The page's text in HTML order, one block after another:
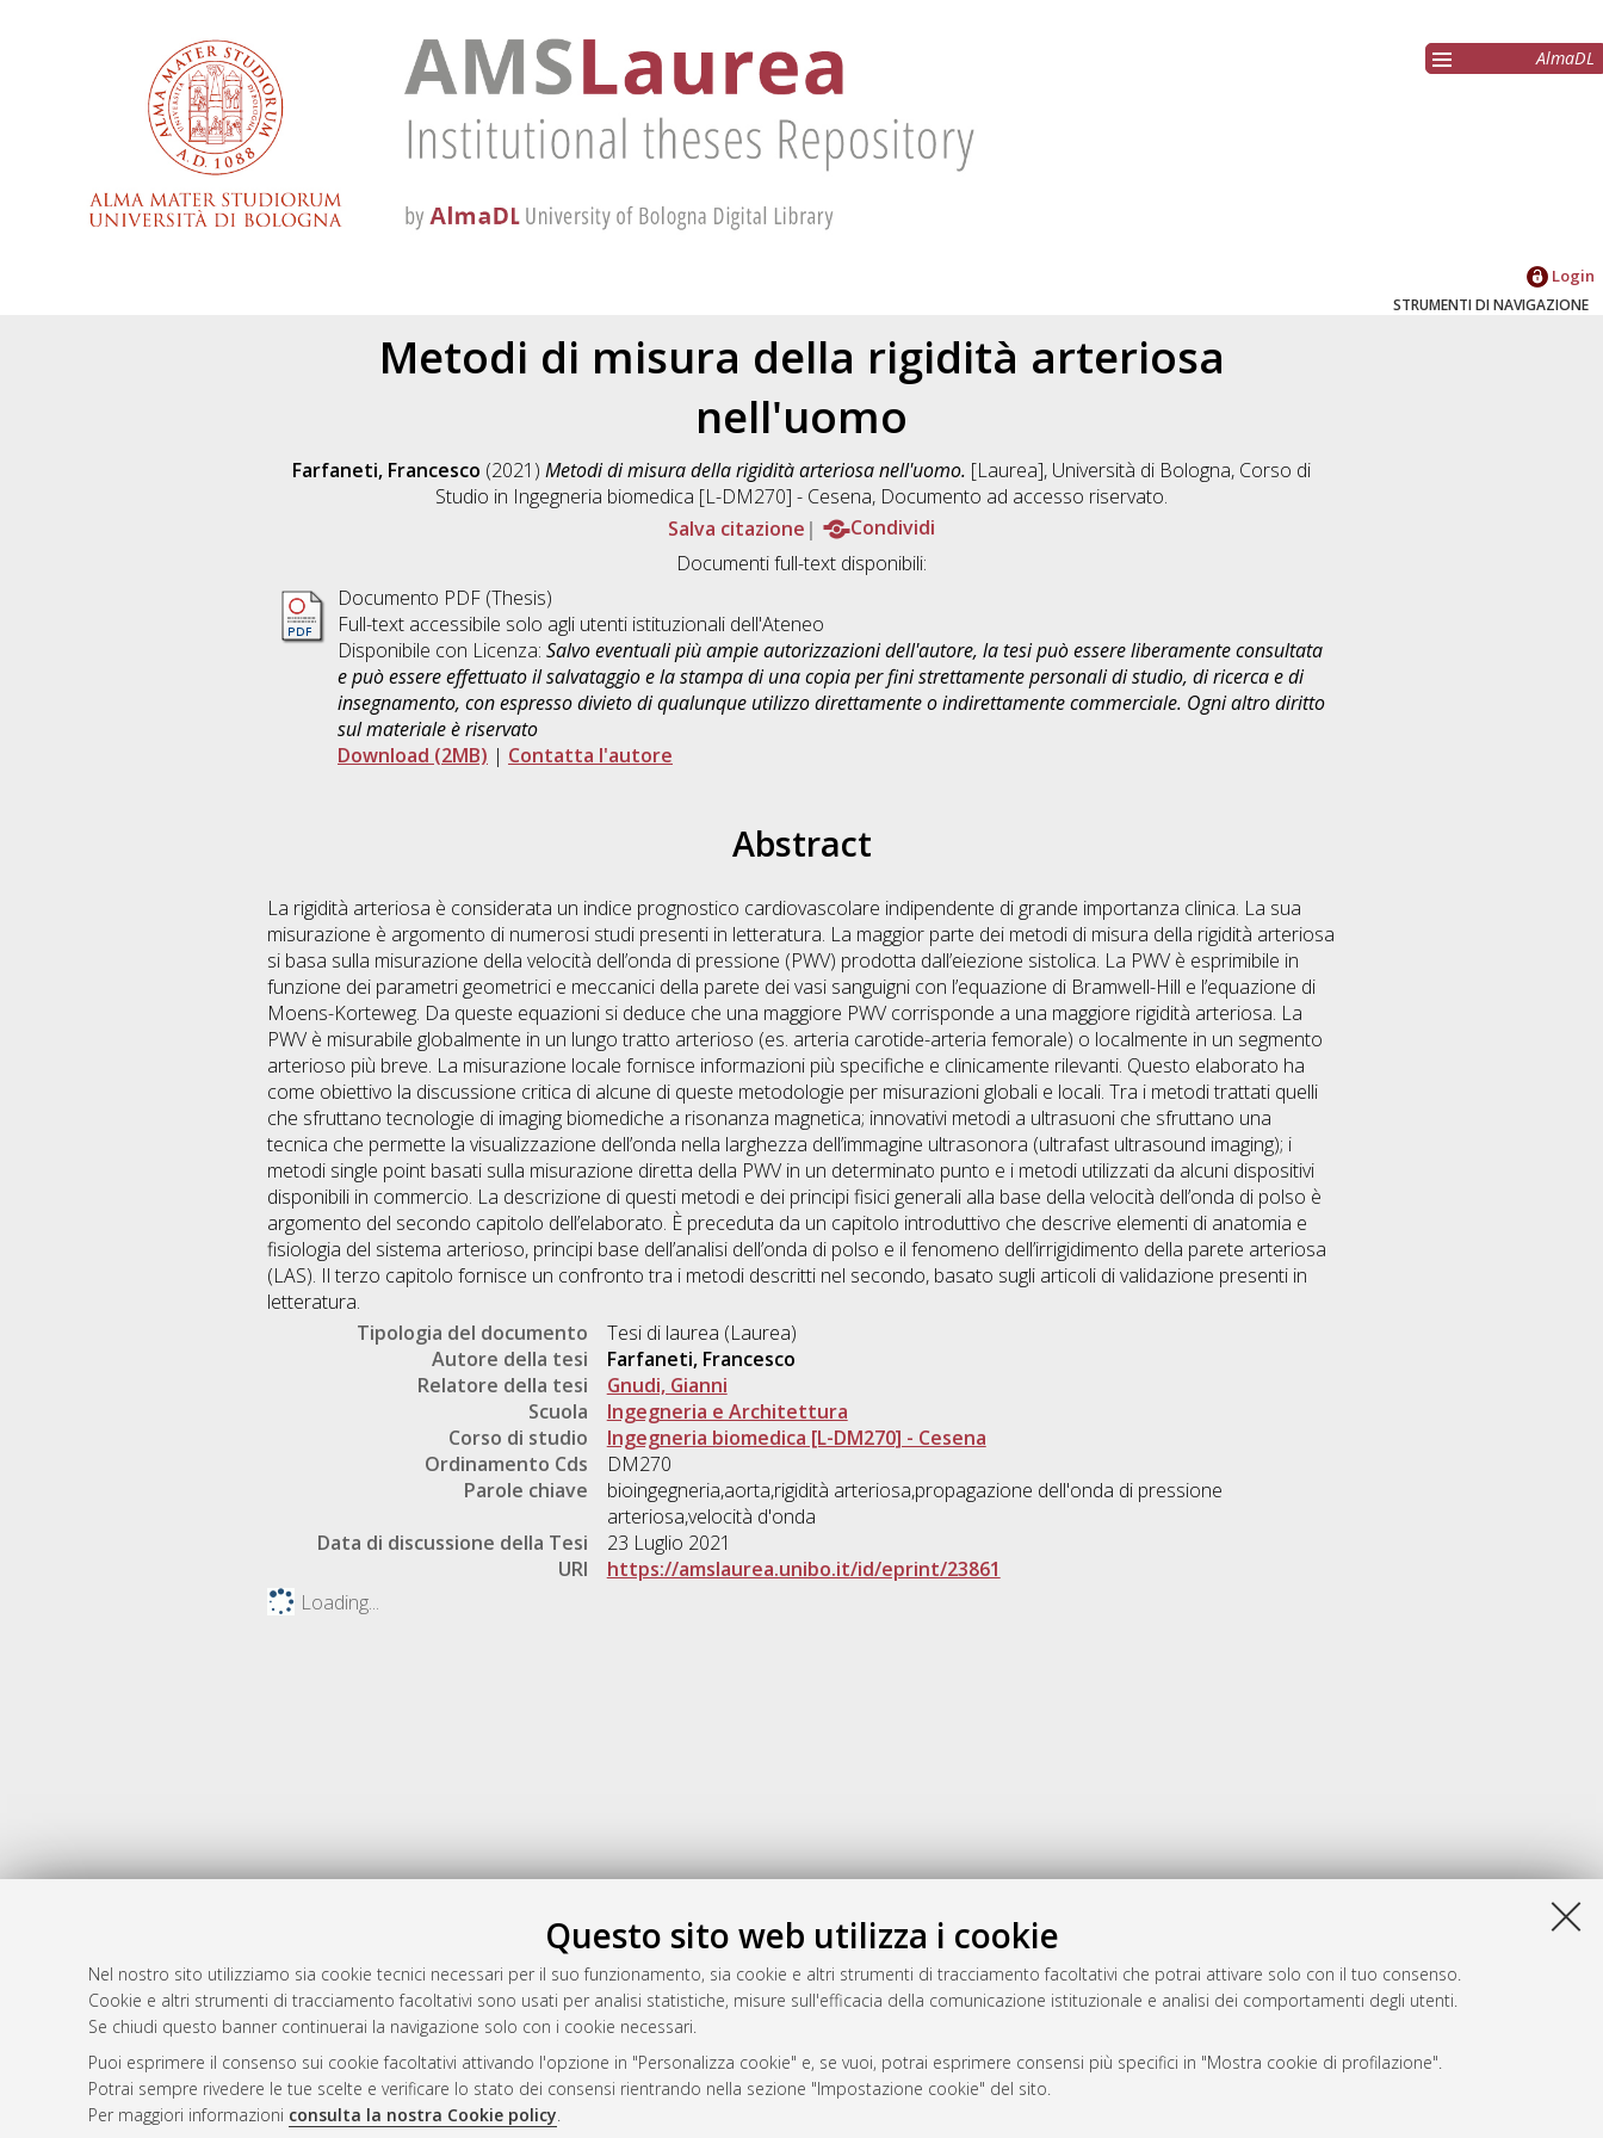
Questo sito web utilizza i cookie
Nel nostro sito utilizziamo sia cookie tecnici necessari per il suo funzionamento, sia cookie e altri strumenti di tracciamento facoltativi che potrai attivare solo con il tuo consenso.
Cookie e altri strumenti di tracciamento facoltativi sono usati per analisi statistiche, misure sull'efficacia della comunicazione istituzionale e analisi dei comportamenti degli utenti.
Se chiudi questo banner continuerai la navigazione solo con i cookie necessari.
Puoi esprimere il consenso sui cookie facoltativi attivando l'opzione in "Personalizza cookie" e, se vuoi, potrai esprimere consensi più specifici in "Mostra cookie di profilazione".
Potrai sempre rivedere le tue scelte e verificare lo stato dei consensi rientrando nella sezione "Impostazione cookie" del sito.
Per maggiori informazioni consulta la nostra Cookie policy.
AlmaDL
Login
STRUMENTI DI NAVIGAZIONE
Metodi di misura della rigidità arteriosa
nell'uomo
Farfaneti, Francesco (2021) Metodi di misura della rigidità arteriosa nell'uomo. [Laurea], Università di Bologna, Corso di
Studio in Ingegneria biomedica [L-DM270] - Cesena, Documento ad accesso riservato.
Salva citazione
Condividi
Documenti full-text disponibili:
Documento PDF (Thesis)
Full-text accessibile solo agli utenti istituzionali dell'Ateneo
Disponibile con Licenza: Salvo eventuali più ampie autorizzazioni dell'autore, la tesi può essere liberamente consultata
e può essere effettuato il salvataggio e la stampa di una copia per fini strettamente personali di studio, di ricerca e di
insegnamento, con espresso divieto di qualunque utilizzo direttamente o indirettamente commerciale. Ogni altro diritto
sul materiale è riservato
Download (2MB) | Contatta l'autore
Abstract
La rigidità arteriosa è considerata un indice prognostico cardiovascolare indipendente di grande importanza clinica. La sua
misurazione è argomento di numerosi studi presenti in letteratura. La maggior parte dei metodi di misura della rigidità arteriosa
si basa sulla misurazione della velocità dell’onda di pressione (PWV) prodotta dall’eiezione sistolica. La PWV è esprimibile in
funzione dei parametri geometrici e meccanici della parete dei vasi sanguigni con l’equazione di Bramwell-Hill e l’equazione di
Moens-Korteweg. Da queste equazioni si deduce che una maggiore PWV corrisponde a una maggiore rigidità arteriosa. La
PWV è misurabile globalmente in un lungo tratto arterioso (es. arteria carotide-arteria femorale) o localmente in un segmento
arterioso più breve. La misurazione locale fornisce informazioni più specifiche e clinicamente rilevanti. Questo elaborato ha
come obiettivo la discussione critica di alcune di queste metodologie per misurazioni globali e locali. Tra i metodi trattati quelli
che sfruttano tecnologie di imaging biomediche a risonanza magnetica; innovativi metodi a ultrasuoni che sfruttano una
tecnica che permette la visualizzazione dell’onda nella larghezza dell’immagine ultrasonora (ultrafast ultrasound imaging); i
metodi single point basati sulla misurazione diretta della PWV in un determinato punto e i metodi utilizzati da alcuni dispositivi
disponibili in commercio. La descrizione di questi metodi e dei principi fisici generali alla base della velocità dell’onda di polso è
argomento del secondo capitolo dell’elaborato. È preceduta da un capitolo introduttivo che descrive elementi di anatomia e
fisiologia del sistema arterioso, principi base dell’analisi dell’onda di polso e il fenomeno dell’irrigidimento della parete arteriosa
(LAS). Il terzo capitolo fornisce un confronto tra i metodi descritti nel secondo, basato sugli articoli di validazione presenti in
letteratura.
Tipologia del documento
Tesi di laurea (Laurea)
Autore della tesi
Farfaneti, Francesco
Relatore della tesi
Gnudi, Gianni
Scuola
Ingegneria e Architettura
Corso di studio
Ingegneria biomedica [L-DM270] - Cesena
Ordinamento Cds
DM270
Parole chiave
bioingegneria,aorta,rigidità arteriosa,propagazione dell'onda di pressione
arteriosa,velocità d'onda
Data di discussione della Tesi
23 Luglio 2021
URI
https://amslaurea.unibo.it/id/eprint/23861
Loading...
Gestione del documento:
Atom
Rss 1.0
Rss 2.0
AMS Laurea
Servizio implementato e gestito da
Impostazioni Cookie
Informativa sulla privacy
Condizioni d’uso del sito